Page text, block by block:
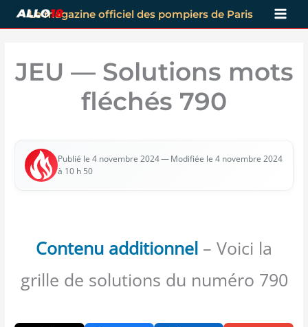
Aller
au
Le magazine officiel des pompiers de Paris
JEU — Solutions mots
fléchés 790
Publié le 4 novembre 2024— Modi­fiée le 4 novembre 2024
à 10 h 50
Contenu additionnel – Voici la
grille de solutions du numéro 790